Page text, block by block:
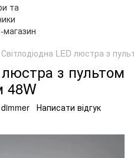
Світлодіодна LED люстра з
люстра з пультом
48W
Написати відгук